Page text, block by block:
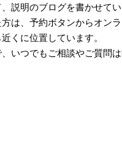
説明のブログを書かせてい
は、予約ボタンからオン
くに位置しています。
いつでもご相談やご質問